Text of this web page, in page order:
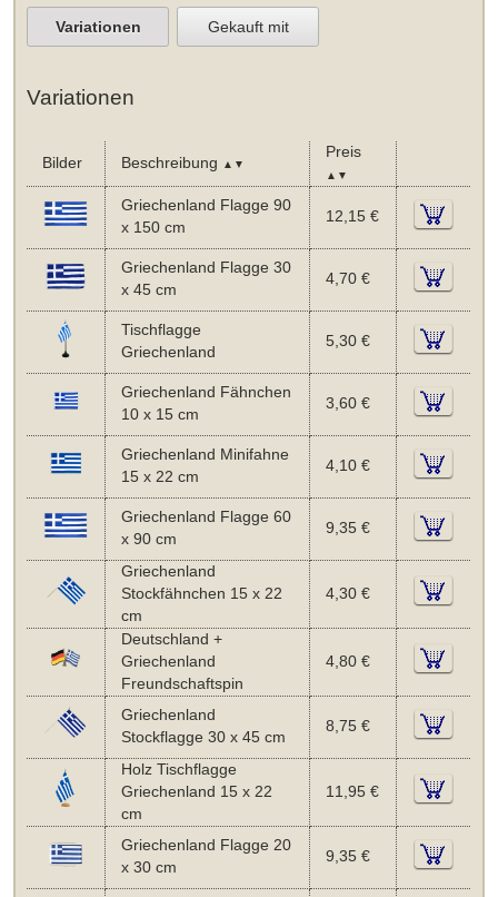
Variationen Gekauft mit
Variationen
Bilder Beschreibung ▲▼
Preis
▲▼
Griechenland Flagge 90
x 150 cm
12,15 €
Griechenland Flagge 30
x 45 cm
4,70 €
Tischflagge
Griechenland
5,30 €
Griechenland Fähnchen
10 x 15 cm
3,60 €
Griechenland Minifahne
15 x 22 cm
4,10 €
Griechenland Flagge 60
x 90 cm
9,35 €
Griechenland
Stockfähnchen 15 x 22
cm
4,30 €
Deutschland +
Griechenland
Freundschaftspin
4,80 €
Griechenland
Stockflagge 30 x 45 cm
8,75 €
Holz Tischflagge
Griechenland 15 x 22
cm
11,95 €
Griechenland Flagge 20
x 30 cm
9,35 €